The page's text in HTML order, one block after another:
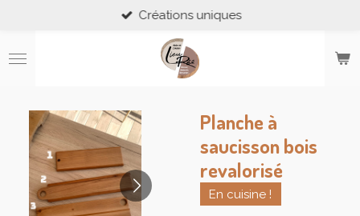
contenu
principal
Créations uniques
Planche à
saucisson bois
revalorisé
En cuisine !